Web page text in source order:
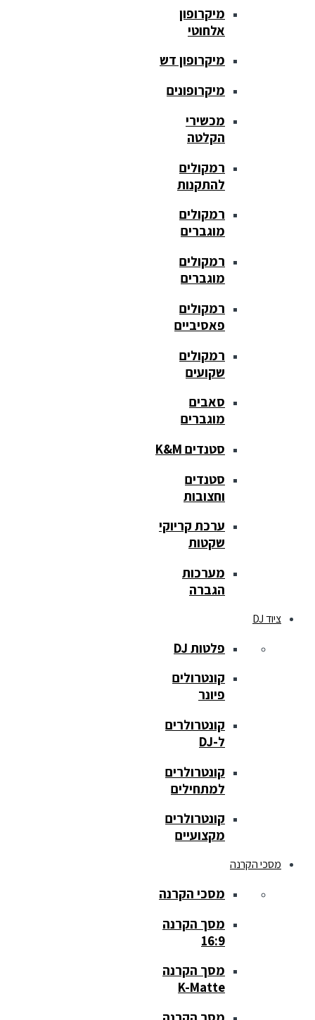
מיקרופון
אלחוטי
מיקרופון דש
מיקרופונים
מכשירי
הקלטה
רמקולים
להתקנות
רמקולים
מוגברים
רמקולים
מוגברים
רמקולים
פאסיביים
רמקולים
שקועים
סאבים
מוגברים
סטנדים K&M
סטנדים
וחצובות
ערכת קריוקי
שקטות
מערכות
הגברה
ציוד DJ
פלטות DJ
קונטרולים
פיונר
קונטרולרים
ל-DJ
קונטרולרים
למתחילים
קונטרולרים
מקצועיים
מסכי הקרנה
מסכי הקרנה
מסך הקרנה
16:9
מסך הקרנה
K-Matte